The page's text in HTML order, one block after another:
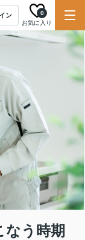
ン
お気に入り
0
なう時期